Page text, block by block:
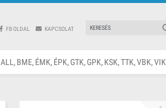
FB OLDAL KAPCSOLAT
ALL BME ÉMK ÉPK GTK GPK KSK TTK VBK VIK